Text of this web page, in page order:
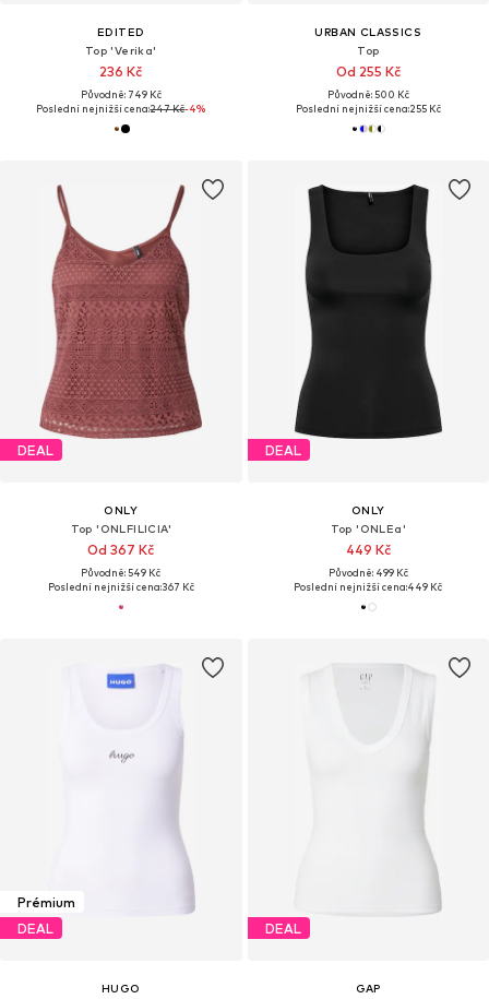
EDITED
Top 'Verika'
236 Kč
Původně: 749 Kč
Poslední nejnižší cena:247 Kč-4%
URBAN CLASSICS
Top
Od 255 Kč
Původně: 500 Kč
Poslední nejnižší cena:255 Kč
DEAL
ONLY
Top 'ONLFILICIA'
Od 367 Kč
Původně: 549 Kč
Poslední nejnižší cena:367 Kč
DEAL
ONLY
Top 'ONLEa'
449 Kč
Původně: 499 Kč
Poslední nejnižší cena:449 Kč
Prémium
DEAL
HUGO
DEAL
GAP